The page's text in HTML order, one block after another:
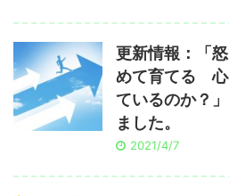
更新情報：「
めて育てる 心
ているのか？
ました。
2021/4/7